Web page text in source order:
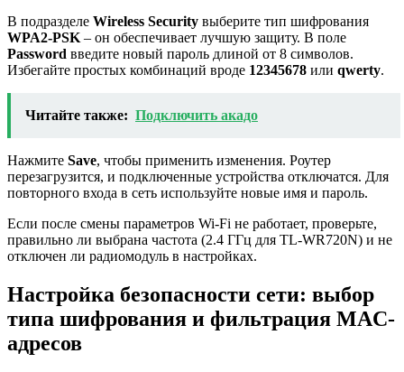
В подразделе Wireless Security выберите тип шифрования
WPA2-PSK – он обеспечивает лучшую защиту. В поле
Password введите новый пароль длиной от 8 символов.
Избегайте простых комбинаций вроде 12345678 или qwerty.
Читайте также: Подключить акадо
Нажмите Save, чтобы применить изменения. Роутер
перезагрузится, и подключенные устройства отключатся. Для
повторного входа в сеть используйте новые имя и пароль.
Если после смены параметров Wi-Fi не работает, проверьте,
правильно ли выбрана частота (2.4 ГГц для TL-WR720N) и не
отключен ли радиомодуль в настройках.
Настройка безопасности сети: выбор
типа шифрования и фильтрация MAC-
адресов